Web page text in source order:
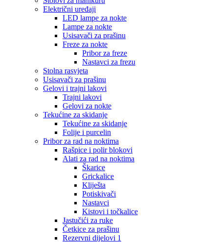
Električni uređaji
LED lampe za nokte
Lampe za nokte
Usisavači za prašinu
Freze za nokte
Pribor za freze
Nastavci za frezu
Stolna rasvjeta
Usisavači za prašinu
Gelovi i trajni lakovi
Trajni lakovi
Gelovi za nokte
Tekućine za skidanje
Tekućine za skidanje
Folije i purcelin
Pribor za rad na noktima
Rašpice i polir blokovi
Alati za rad na noktima
Škarice
Grickalice
Kliješta
Potiskivači
Nastavci
Kistovi i točkalice
Jastučići za ruke
Četkice za prašinu
Rezervni dijelovi 1